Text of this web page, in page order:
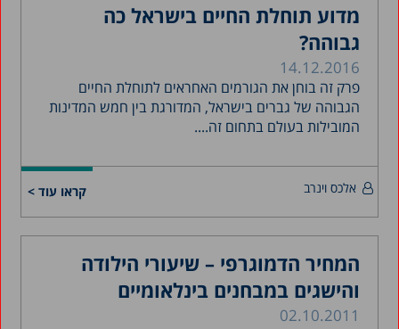
מדוע תוחלת החיים בישראל כה
גבוהה?
14.12.2016
פרק זה בוחן את הגורמים האחראים לתוחלת החיים
הגבוהה של גברים בישראל, המדורגת בין חמש המדינות
‏המובילות בעולם בתחום זה....
קראו עוד > אלכס וינרב
המחיר הדמוגרפי – שיעורי הילודה
והישגים במבחנים בינלאומיים
02.10.2011